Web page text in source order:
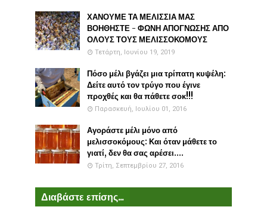
ΧΑΝΟΥΜΕ ΤΑ ΜΕΛΙΣΣΙΑ ΜΑΣ
ΒΟΗΘΗΣΤΕ - ΦΩΝΗ ΑΠΟΓΝΩΣΗΣ ΑΠΟ
ΟΛΟΥΣ ΤΟΥΣ ΜΕΛΙΣΣΟΚΟΜΟΥΣ
Τετάρτη, Ιουνίου 19, 2019
Πόσο μέλι βγάζει μια τρίπατη κυψέλη:
Δείτε αυτό τον τρύγο που έγινε
προχθές και θα πάθετε σοκ!!!
Παρασκευή, Ιουλίου 01, 2016
Αγοράστε μέλι μόνο από
μελισσοκόμους: Και όταν μάθετε το
γιατί, δεν θα σας αρέσει....
Τρίτη, Σεπτεμβρίου 27, 2016
Διαβάστε επίσης...